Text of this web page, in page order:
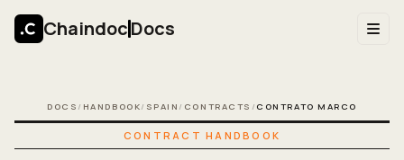
ChaindocDocs
DOCS / HANDBOOK/ SPAIN / CONTRACTS / CONTRATO MARCO
CONTRACT HANDBOOK